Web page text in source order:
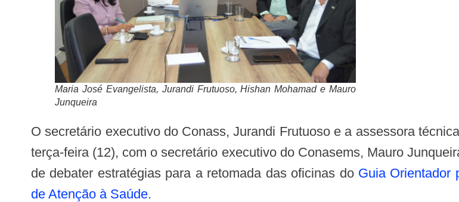
Maria José Evangelista, Jurandi Frutuoso, Hishan Mohamad e Mauro
Junqueira
O secretário executivo do Conass, Jurandi Frutuoso e a assessora técnica, Maria José Evangelista reuniram-se na manhã desta
terça-feira (12), com o secretário executivo do Conasems, Mauro
de debater estratégias para a retomada das oficinas do Guia Orientador
de Atenção à Saúde.